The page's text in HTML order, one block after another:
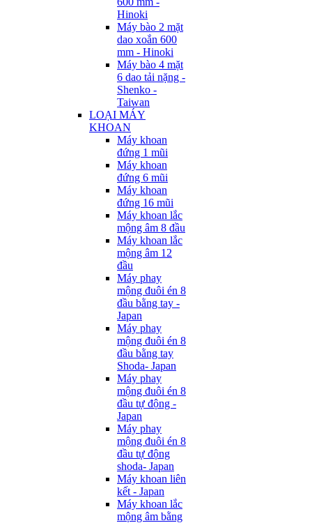
Hinoki
Máy bào 2 mặt
dao xoắn 600
mm - Hinoki
Máy bào 4 mặt
6 dao tải nặng -
Shenko -
Taiwan
LOẠI MÁY
KHOAN
Máy khoan
đứng 1 mũi
Máy khoan
đứng 6 mũi
Máy khoan
đứng 16 mũi
Máy khoan lắc
mộng âm 8 đầu
Máy khoan lắc
mộng âm 12
đầu
Máy phay
mộng đuôi én 8
đầu bằng tay -
Japan
Máy phay
mộng đuôi én 8
đầu bằng tay
Shoda- Japan
Máy phay
mộng đuôi én 8
đầu tự động -
Japan
Máy phay
mộng đuôi én 8
đầu tự động
shoda- Japan
Máy khoan liên
kết - Japan
Máy khoan lắc
mộng âm bằng